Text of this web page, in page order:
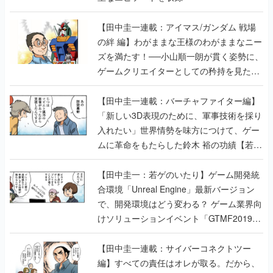
【田中圭一連載：アイマス/ガンダム 戦場
の絆 編】わがままな王様のわがままなニー
ズを満たす！──小山順一朗が貫く姿勢に、
ゲームクリエイターとしての矜持を見た
【若ゲのいたり最終回】
【田中圭一連載：バーチャファイター編】
「新しい3D表現のために、軍事技術を採り
入れたい」世界情勢を味方につけて、ゲー
ムに革命をもたらした鈴木 裕の功績【若ゲ
のいたり】
【田中圭一：若ゲのいたり】ゲーム開発統
合環境「Unreal Engine」最新バージョン
で、開発環境はどう変わる？ ゲーム業界向
けソリューションイベント「GTMF2019」
に行って、より理解を深めよう【PR】
【田中圭一連載：サイバーコネクトツー
編】すべての責任はオレが取る。だから、